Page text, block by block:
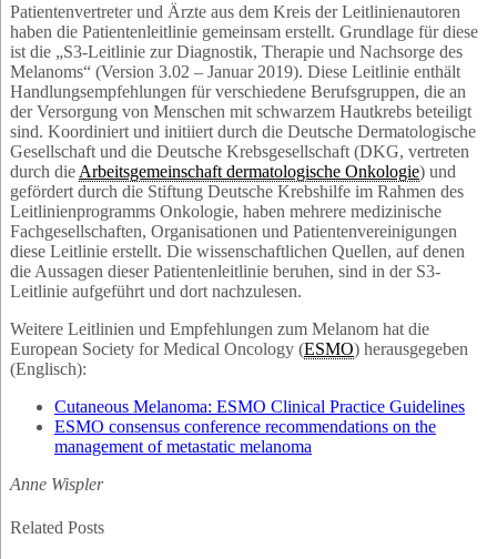
Patientenvertreter und Ärzte aus dem Kreis der Leitlinienautoren
haben die Patientenleitlinie gemeinsam erstellt. Grundlage für diese
ist die „S3-Leitlinie zur Diagnostik, Therapie und Nachsorge des
Melanoms“ (Version 3.02 – Januar 2019). Diese Leitlinie enthält
Handlungsempfehlungen für verschiedene Berufsgruppen, die an
der Versorgung von Menschen mit schwarzem Hautkrebs beteiligt
sind. Koordiniert und initiiert durch die Deutsche Dermatologische
Gesellschaft und die Deutsche Krebsgesellschaft (DKG, vertreten
durch die Arbeitsgemeinschaft dermatologische Onkologie) und
gefördert durch die Stiftung Deutsche Krebshilfe im Rahmen des
Leitlinienprogramms Onkologie, haben mehrere medizinische
Fachgesellschaften, Organisationen und Patientenvereinigungen
diese Leitlinie erstellt. Die wissenschaftlichen Quellen, auf denen
die Aussagen dieser Patientenleitlinie beruhen, sind in der S3-
Leitlinie aufgeführt und dort nachzulesen.
Weitere Leitlinien und Empfehlungen zum Melanom hat die
European Society for Medical Oncology (ESMO) herausgegeben
(Englisch):
Cutaneous Melanoma: ESMO Clinical Practice Guidelines
ESMO consensus conference recommendations on the
management of metastatic melanoma
Anne Wispler
Related Posts